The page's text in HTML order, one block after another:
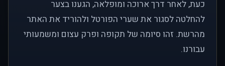
כעת, לאחר דרך ארוכה ומופלאה, הגענו בצער
להחלטה לסגור את שערי הפורטל ולהוריד את האתר
מהרשת. זהו סיומה של תקופה ופרק עצום ומשמעותי
עבורנו.